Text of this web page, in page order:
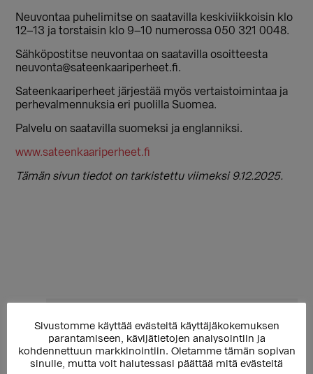
Neuvontaa puhelimitse on saatavilla keskiviikkoisin klo
12–13 ja torstaisin klo 9–10 numerossa 050 321 0048.
Sähköpostitse neuvontaa on saatavilla osoitteesta
neuvonta@sateenkaariperheet.fi.
Sateenkaariperheet järjestää myös vertaistoimintaa ja
perhevalmennuksia eri puolilla Suomea.
Palvelu on saatavilla suomeksi ja englanniksi.
www.sateenkaariperheet.fi
Tämän sivun tiedot on tarkistettu viimeksi 9.12.2025.
sivupalkki
Sukupuolen moninaisuuden osaamiskeskus
Sinuiksi-palvelu
Sivustomme käyttää evästeitä käyttäjäkokemuksen
parantamiseen, kävijätietojen analysointiin ja
kohdennettuun markkinointiin. Oletamme tämän sopivan
sinulle, mutta voit halutessasi päättää mitä evästeitä